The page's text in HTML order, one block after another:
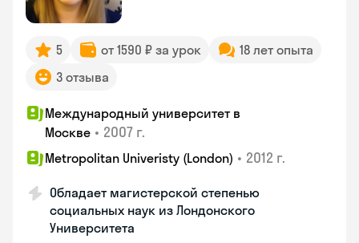
5 от 1590 ₽ за урок
18 лет опыта
3 отзыва
Международный университет в
Москве • 2007 г.
Metropolitan Univeristy (London) • 2012 г.
Обладает магистерской степенью
социальных наук из Лондонского
Университета